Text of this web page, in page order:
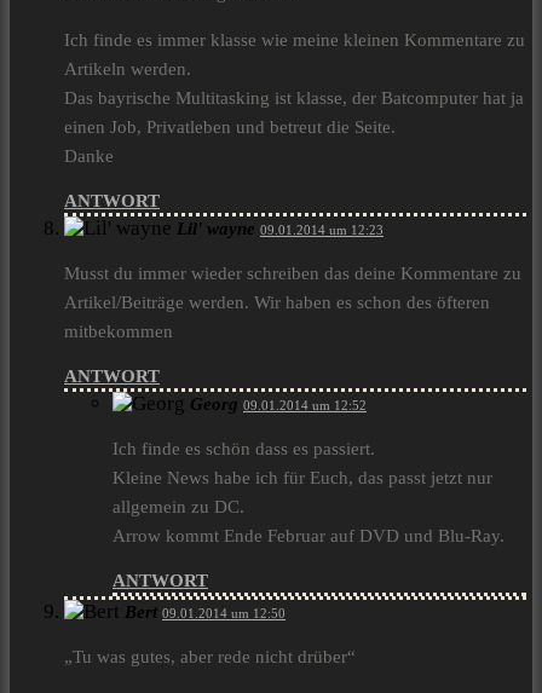
Ich finde es immer klasse wie meine kleinen Kommentare zu
Artikeln werden.
Das bayrische Multitasking ist klasse, der Batcomputer hat ja
einen Job, Privatleben und betreut die Seite.
Danke
ANTWORT
Lil' wayne 09.01.2014 um 12:23
Musst du immer wieder schreiben das deine Kommentare zu
Artikel/Beiträge werden. Wir haben es schon des öfteren
mitbekommen
ANTWORT
Georg 09.01.2014 um 12:52
Ich finde es schön dass es passiert.
Kleine News habe ich für Euch, das passt jetzt nur
allgemein zu DC.
Arrow kommt Ende Februar auf DVD und Blu-Ray.
ANTWORT
Bert 09.01.2014 um 12:50
„Tu was gutes, aber rede nicht drüber“